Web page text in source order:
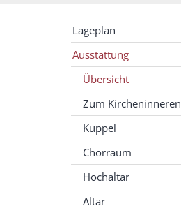
Lageplan
Ausstattung
Übersicht
Zum Kircheninneren
Kuppel
Chorraum
Hochaltar
Altar